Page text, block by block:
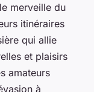
merveille du
itinéraires
qui allie
et plaisirs
amateurs
à